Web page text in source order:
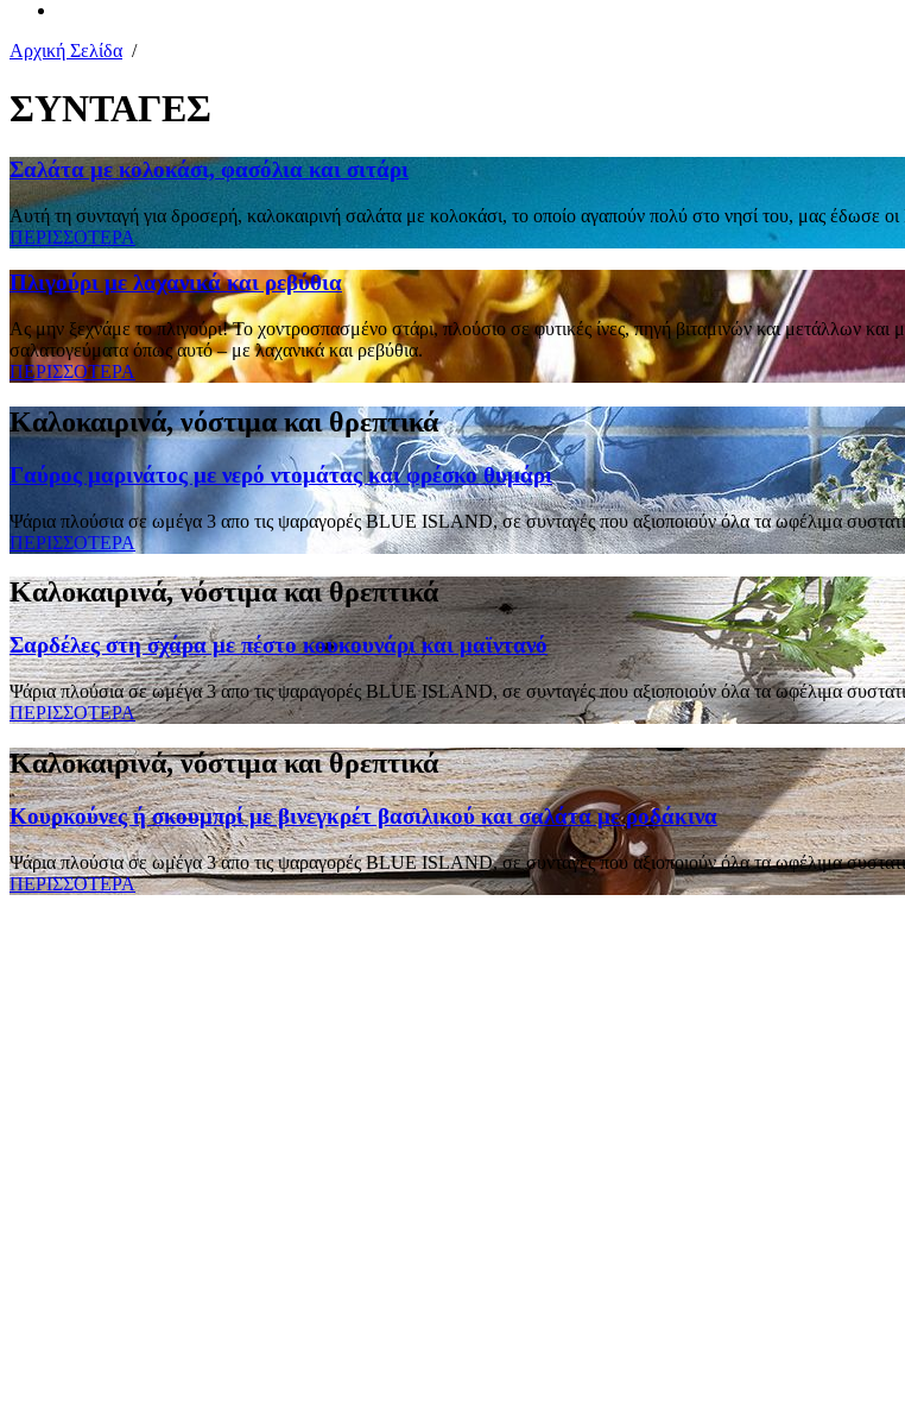
Αρχική Σελίδα /
ΣΥΝΤΑΓΕΣ
Σαλάτα με κολοκάσι, φασόλια και σιτάρι
Αυτή τη συνταγή για δροσερή, καλοκαιρινή σαλάτα με κολοκάσι, το οποίο αγαπούν πολύ στο νησί του, μας έδωσε
ΠΕΡΙΣΣΟΤΕΡΑ
Πλιγούρι με λαχανικά και ρεβύθια
Ας μην ξεχνάμε το πλιγούρι! To χοντροσπασμένο στάρι, πλούσιο σε φυτικές ίνες, πηγή βιταμινών και μετάλλων και
σαλατογεύματα όπως αυτό – με λαχανικά και ρεβύθια.
ΠΕΡΙΣΣΟΤΕΡΑ
Καλοκαιρινά, νόστιμα και θρεπτικά
Γαύρος μαρινάτος με νερό ντομάτας και φρέσκο θυμάρι
Ψάρια πλούσια σε ωμέγα 3 απο τις ψαραγορές BLUE ISLAND, σε συνταγές που αξιοποιούν όλα τα ωφέλιμα
ΠΕΡΙΣΣΟΤΕΡΑ
Καλοκαιρινά, νόστιμα και θρεπτικά
Σαρδέλες στη σχάρα με πέστο κουκουνάρι και μαϊντανό
Ψάρια πλούσια σε ωμέγα 3 απο τις ψαραγορές BLUE ISLAND, σε συνταγές που αξιοποιούν όλα τα ωφέλιμα
ΠΕΡΙΣΣΟΤΕΡΑ
Καλοκαιρινά, νόστιμα και θρεπτικά
Κουρκούνες ή σκουμπρί με βινεγκρέτ βασιλικού και σαλάτα με ροδάκινα
Ψάρια πλούσια σε ωμέγα 3 απο τις ψαραγορές BLUE ISLAND, σε συνταγές που αξιοποιούν όλα τα ωφέλιμα
ΠΕΡΙΣΣΟΤΕΡΑ